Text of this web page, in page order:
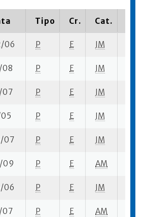
Tipo Cr. Cat.
06 P E JM
08 P E JM
07 P E JM
P E JM
07 P E JM
09 P E AM
06 P E JM
07 P E AM